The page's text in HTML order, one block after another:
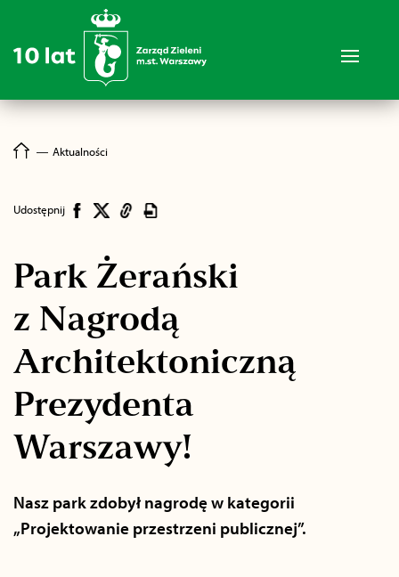
― Aktualności
Udostępnij
Park Żerański
z Nagrodą
Architektoniczną
Prezydenta
Warszawy!
Nasz park zdobył nagrodę w kategorii
„Projektowanie przestrzeni publicznej”.